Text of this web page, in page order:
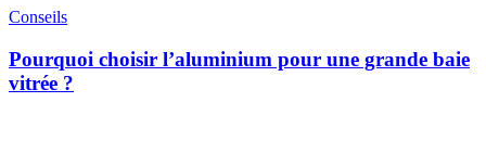
Conseils
Pourquoi choisir l’aluminium pour une grande baie
vitrée ?